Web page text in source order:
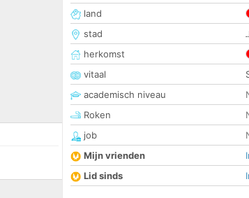
land
stad
herkomst
vitaal
academisch niveau
Roken
job
Mijn vrienden
Lid sinds